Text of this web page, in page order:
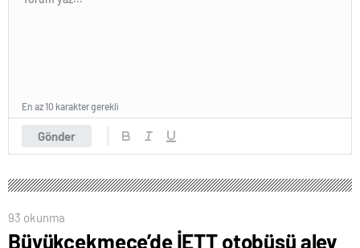
Gönder
En az 10 karakter gerekli
93 okunma
Büyükçekmece’de İETT otobüsü alev